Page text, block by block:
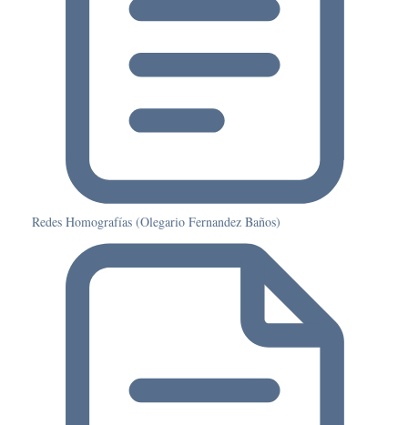
Redes Homografías (Olegario Fernandez Baños)